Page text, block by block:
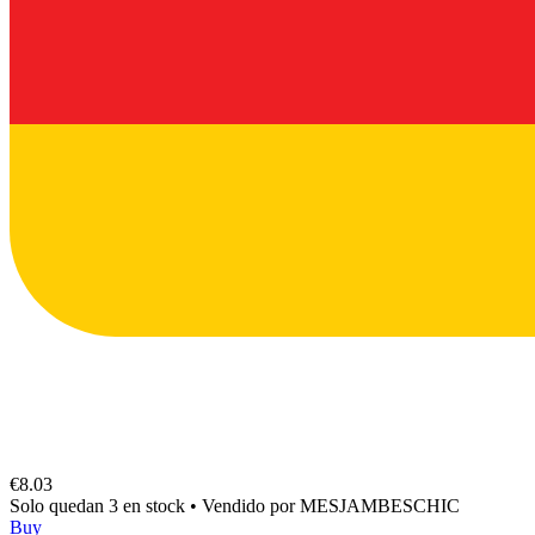
€8.03
Solo quedan 3 en stock • Vendido porMESJAMBESCHIC
Buy